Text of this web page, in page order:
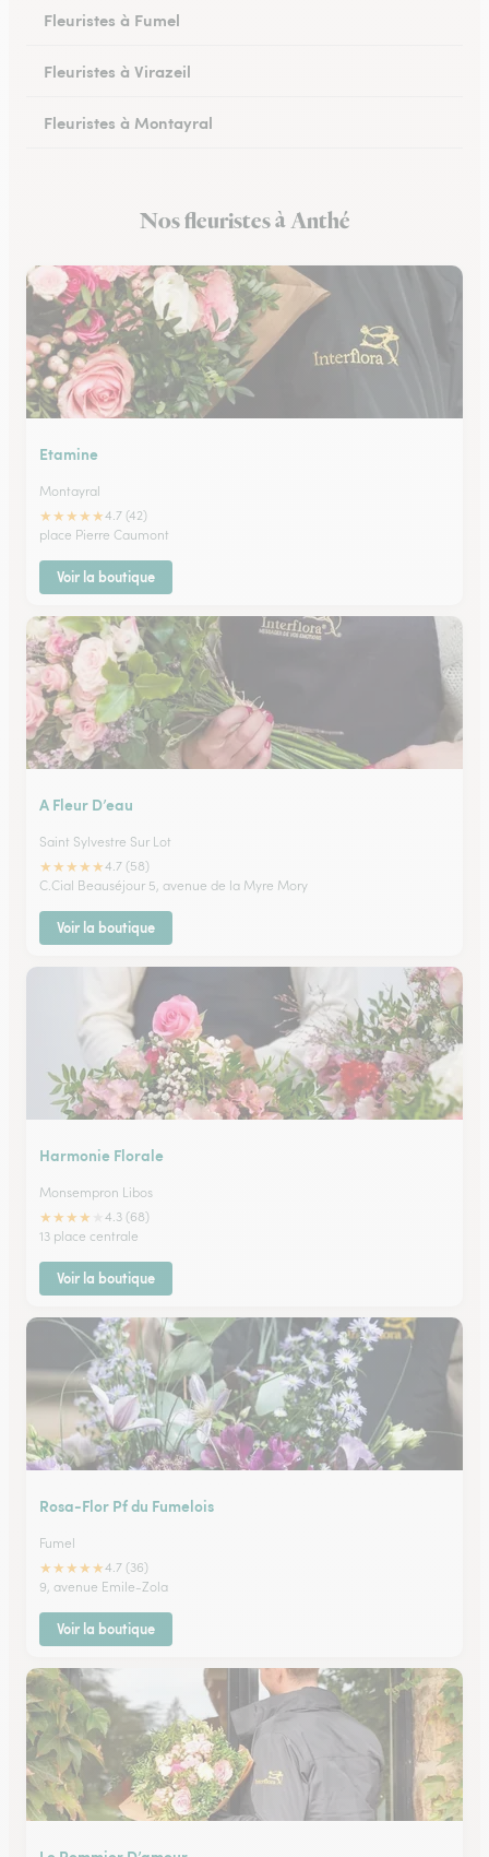
Fleuristes à Fumel
Fleuristes à Virazeil
Fleuristes à Montayral
Fleuristes à Monflanquin
Nos fleuristes à Anthé
Etamine
Montayral
★★★★★4.7 (42)
place Pierre Caumont
Voir la boutique
A Fleur D’eau
Saint Sylvestre Sur Lot
★★★★★4.7 (58)
C.Cial Beauséjour 5, avenue de la Myre Mory
Voir la boutique
Harmonie Florale
Monsempron Libos
★★★★
4.3 (68)
13 place centrale
Voir la boutique
Rosa-Flor Pf du Fumelois
Fumel
★★★★★4.7 (36)
9, avenue Emile-Zola
Voir la boutique